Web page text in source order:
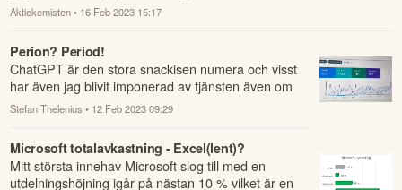
Aktiekemisten • 16 Feb 2023 15:17
Perion? Period!
ChatGPT är den stora snackisen numera och visst
har även jag blivit imponerad av tjänsten även om
den är långt ifrån perfekt i många avseend...
Stefan Thelenius • 12 Feb 2023 09:29
Microsoft totalavkastning - Excel(lent)?
Mitt största innehav Microsoft slog till med en
utdelningshöjning igår på nästan 10 % vilket är en